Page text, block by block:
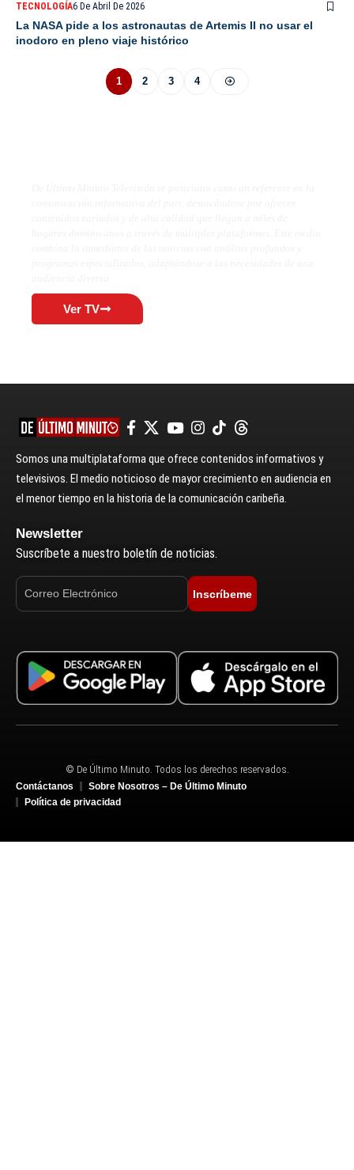
TECNOLOGÍA6 De Abril De 2026
La NASA pide a los astronautas de Artemis II no usar el
inodoro en pleno viaje histórico
1 2 3 4
Ver TV
Somos una multiplataforma que ofrece contenidos informativos y
televisivos. El medio noticioso de mayor crecimiento en audiencia en
el menor tiempo en la historia de la comunicación caribeña.
Newsletter
Suscríbete a nuestro boletín de noticias.
Inscríbeme
© De Último Minuto. Todos los derechos reservados.
Contáctanos
Sobre Nosotros – De Último Minuto
Política de privacidad